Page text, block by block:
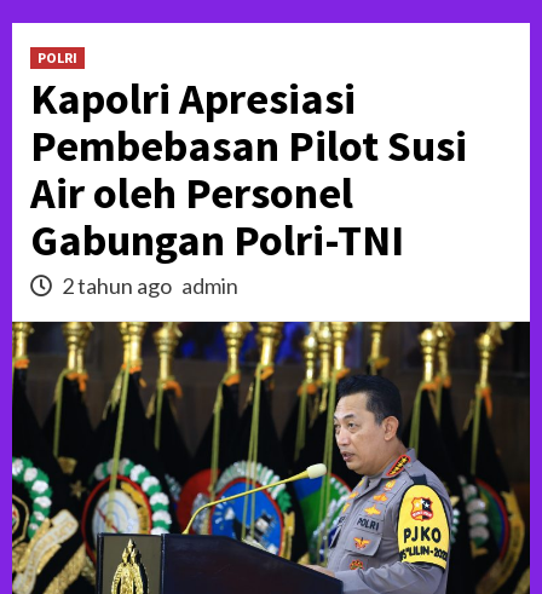
POLRI
Kapolri Apresiasi
Pembebasan Pilot Susi
Air oleh Personel
Gabungan Polri-TNI
2 tahun ago admin